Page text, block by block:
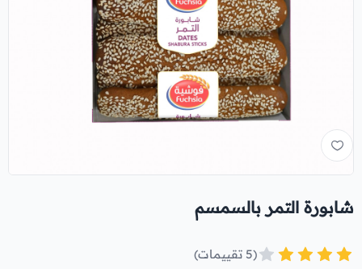
شابورة التمر بالسمسم
(5 تقييمات)